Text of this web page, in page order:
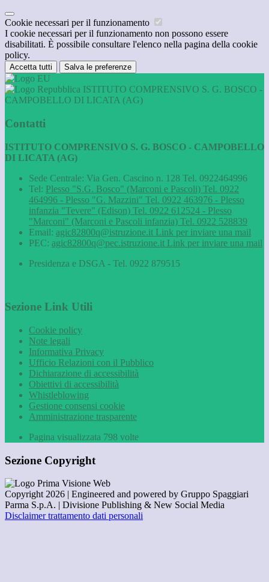
Cookie necessari per il funzionamento
I cookie necessari per il funzionamento non possono essere
disabilitati. È possibile consultare l'elenco nella pagina della cookie
policy.
Accetta tutti Salva le preferenze
ISTITUTO COMPRENSIVO S. G. BOSCO -
CAMPOBELLO DI LICATA (AG)
Contatti
ISTITUTO COMPRENSIVO S. G. BOSCO - CAMPOBELLO
DI LICATA (AG)
Sede Centrale: Via Gen. Cascino n. 128 Tel. 0922464996
Tel: Plesso "S.G. Bosco" (Marconi e Pascoli) Tel. 0922
464996 - Plesso "G. Mazzini" Tel. 0922 463976 - Plesso
infanzia "Tevere" (Edison) Tel. 0922 612524 - Plesso
"Marconi" (Marconi e Pascoli infanzia) Tel. 0922 528839
Email: agic82800q@istruzione.it Link per inviare una mail
PEC: agic82800q@pec.istruzione.it Link per inviare una mail
Presidenza e DSGA - Tel. 0922 879515
Sezione Link Utili
Cookie policy
Note legali
Informativa Privacy
Ufficio Relazioni con il Pubblico
Dichiarazione di accessibilità
Obiettivi di accessibilità
Whistleblowing
Gestione consensi cookie
Amministrazione trasparente
Pagina visualizzata 798 volte
Sezione Copyright
Copyright 2026 | Engineered and powered by Gruppo Spaggiari
Parma S.p.A. | Divisione Publishing & New Social Media
Disclaimer trattamento dati personali